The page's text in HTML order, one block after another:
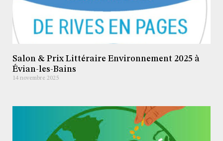
Salon & Prix Littéraire Environnement 2025 à
Évian-les-Bains
14 novembre 2025